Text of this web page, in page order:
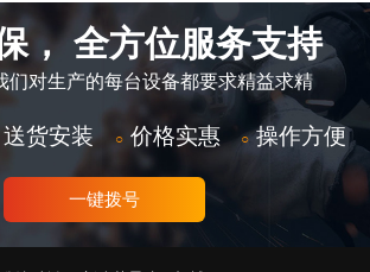
， 全方位服务支持
们对生产的每台设备都要求精益求精
送货安装 ○ 价格实惠 ○ 操作方便
一键拨号